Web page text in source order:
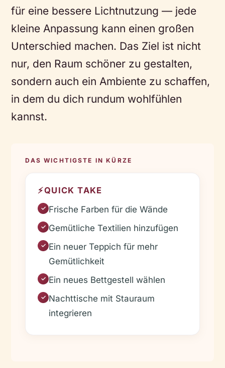
für eine bessere Lichtnutzung — jede
kleine Anpassung kann einen großen
Unterschied machen. Das Ziel ist nicht
nur, den Raum schöner zu gestalten,
sondern auch ein Ambiente zu schaffen,
in dem du dich rundum wohlfühlen
kannst.
DAS WICHTIGSTE IN KÜRZE
⚡QUICK TAKE
✓ Frische Farben für die Wände
✓ Gemütliche Textilien hinzufügen
✓ Ein neuer Teppich für mehr
Gemütlichkeit
✓ Ein neues Bettgestell wählen
✓ Nachttische mit Stauraum
integrieren